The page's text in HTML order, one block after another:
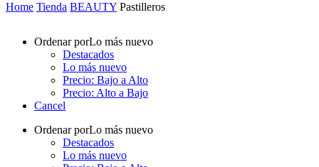
Home Tienda BEAUTY Pastilleros
Ordenar porLo más nuevo
Destacados
Lo más nuevo
Precio: Bajo a Alto
Precio: Alto a Bajo
Cancel
Ordenar porLo más nuevo
Destacados
Lo más nuevo